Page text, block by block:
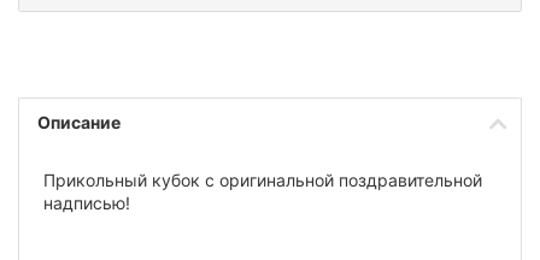
Описание
Прикольный кубок с оригинальной поздравительной
надписью!